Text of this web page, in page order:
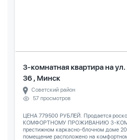
3-комнатная квартира на
36 , Минск
Советский район
57 просмотров
ЦЕНА 779500 РУБЛЕЙ. Продается
КОМФОРТНОМУ ПРОЖИВАНИЮ 3-
престижном каркасно-блочном доме
помещение расположено на